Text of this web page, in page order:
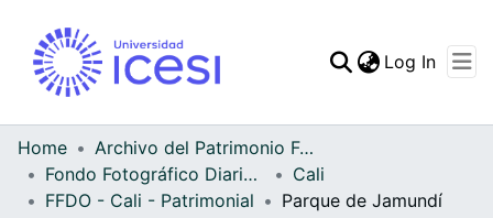
Statistics
Log In
Home
Archivo del Patrimonio Fotográfico y Fílmico del Valle del Cauca
Fondo Fotográfico Diario Occidente
Cali
FFDO - Cali - Patrimonial
Parque de Jamundí